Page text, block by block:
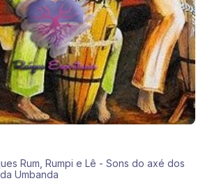
Rum, Rumpi e Lê - Sons do axé dos
Umbanda